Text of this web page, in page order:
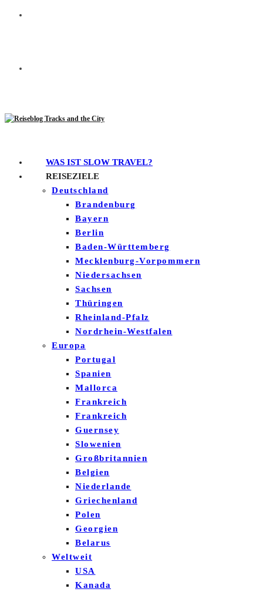
WAS IST SLOW TRAVEL?
REISEZIELE
Deutschland
Brandenburg
Bayern
Berlin
Baden-Württemberg
Mecklenburg-Vorpommern
Niedersachsen
Sachsen
Thüringen
Rheinland-Pfalz
Nordrhein-Westfalen
Europa
Portugal
Spanien
Mallorca
Frankreich
Frankreich
Guernsey
Slowenien
Großbritannien
Belgien
Niederlande
Griechenland
Polen
Georgien
Belarus
Weltweit
USA
Kanada